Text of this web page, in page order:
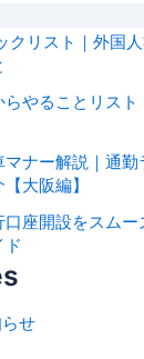
クリスト｜外国
らやることリス
ナー解説｜通
大阪編】
座開設をスム
ド
せ